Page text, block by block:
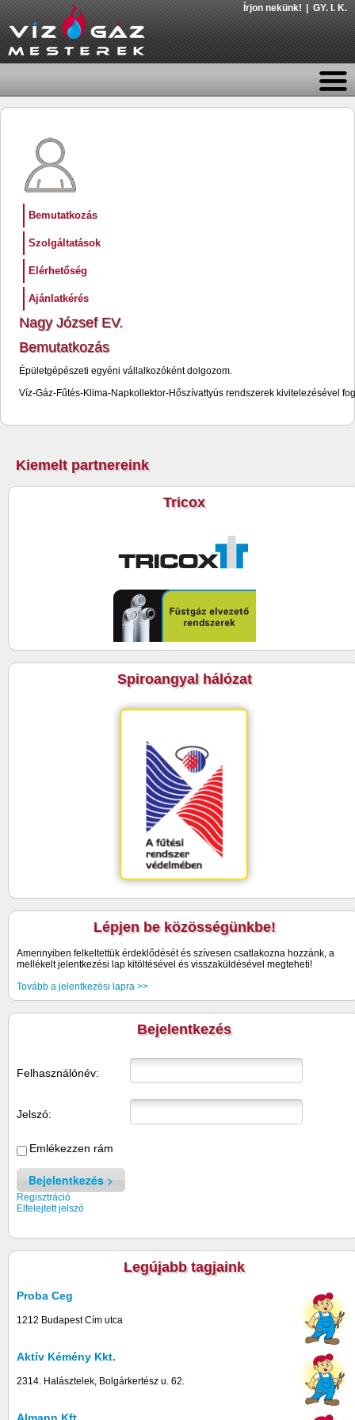
Írjon nekünk! GY. I. K.
Bemutatkozás
Szolgáltatások
Elérhetőség
Ajánlatkérés
Nagy József EV.
Bemutatkozás
Épületgépészeti egyéni vállalkozóként dolgozom.
Víz-Gáz-Fűtés-Klima-Napkollektor-Hőszívattyús rendszerek kivitelezésével
Kiemelt partnereink
Tricox
Spiroangyal hálózat
Lépjen be közösségünkbe!
Amennyiben felkeltettük érdeklődését és szívesen csatlakozna hozzánk, a
mellékelt jelentkezési lap kitöltésével és visszaküldésével megteheti!
Tovább a jelentkezési lapra >>
Bejelentkezés
Felhasználónév:
Jelszó:
Emlékezzen rám
Bejelentkezés
Regisztráció
Elfelejtett jelszó
Legújabb tagjaink
Proba Ceg
1212 Budapest Cím utca
Aktív Kémény Kkt.
2314. Halásztelek, Bolgárkertész u. 62.
Almann Kft.